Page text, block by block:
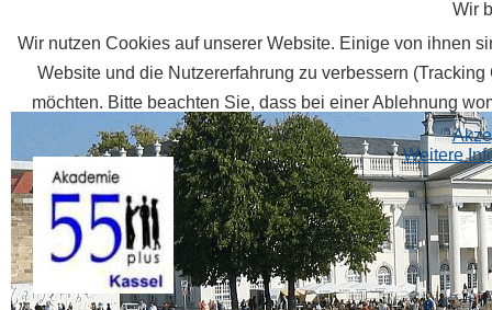
Wir
Wir nutzen Cookies auf unserer Website. Einige von ihnen
Website und die Nutzererfahrung zu verbessern
möchten. Bitte beachten Sie, dass bei einer Ablehnung
Weitere